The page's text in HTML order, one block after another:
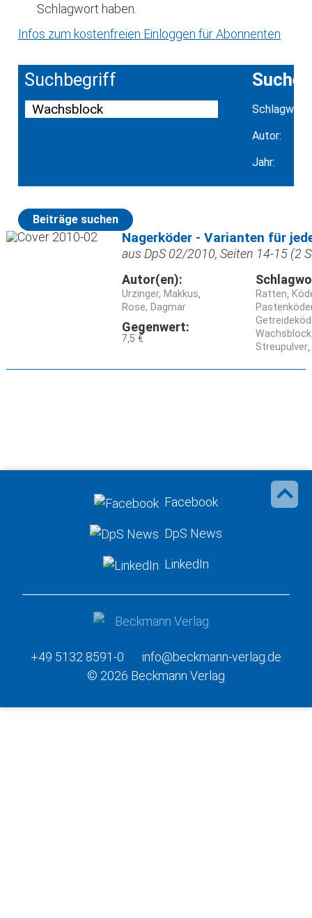
Schlagwort haben.
Infos zum kostenfreien Einloggen für Abonnenten
Suchbegriff Suche
Schlagwort:
Autor:
Jahr:
Beiträge suchen
Nagerköder - Varianten für
aus DpS 02/2010, Seiten 14-15 (2
Autor(en):
Urzinger, Makkus
Rose, Dagmar
Gegenwert:
7,5 €
Ratten
Wachsblock
Streupulver
Facebook
DpS News
LinkedIn
+49 5132 8591-0
info@beckmann-verlag.de
© 2026 Beckmann Verlag